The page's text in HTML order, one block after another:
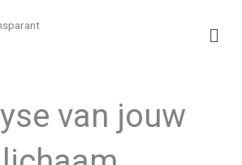
van jouw